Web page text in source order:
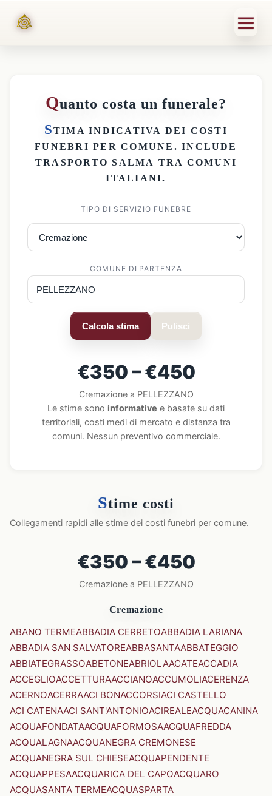
Quanto costa un funerale?
STIMA INDICATIVA DEI COSTI
FUNEBRI PER COMUNE . INCLUDE
TRASPORTO SALMA TRA COMUNI
ITALIANI.
TIPO DI SERVIZIO FUNEBRE
COMUNE DI PARTENZA
Calcola stima Pulisci
€350 – €450
Cremazione a PELLEZZANO
Le stime sono informative e basate su dati
territoriali, costi medi di mercato e distanza tra
comuni. Nessun preventivo commerciale.
Stime costi
Collegamenti rapidi alle stime dei costi funebri per comune.
€350 – €450
Cremazione a PELLEZZANO
Cremazione
ABANO TERMEABBADIA CERRETOABBADIA LARIANA
ABBADIA SAN SALVATOREABBASANTAABBATEGGIO
ABBIATEGRASSOABETONEABRIOLAACATEACCADIA
ACCEGLIOACCETTURAACCIANOACCUMOLIACERENZA
ACERNOACERRAACI BONACCORSIACI CASTELLO
ACI CATENAACI SANT'ANTONIOACIREALEACQUACANINA
ACQUAFONDATAACQUAFORMOSAACQUAFREDDA
ACQUALAGNAACQUANEGRA CREMONESE
ACQUANEGRA SUL CHIESEACQUAPENDENTE
ACQUAPPESAACQUARICA DEL CAPOACQUARO
ACQUASANTA TERMEACQUASPARTA